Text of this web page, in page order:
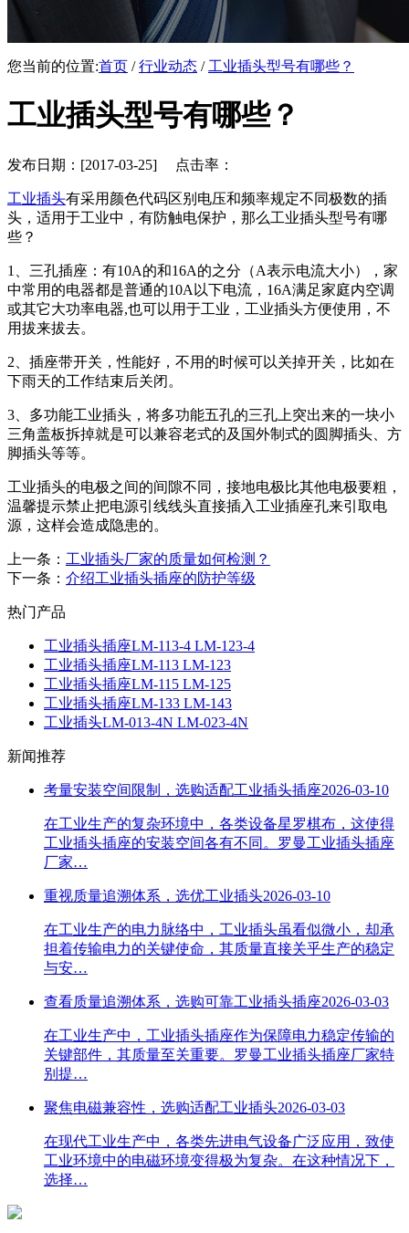
您当前的位置:首页 /行业动态 / 工业插头型号有哪些？
工业插头型号有哪些？
发布日期：[2017-03-25] 点击率：
工业插头有采用颜色代码区别电压和频率规定不同极数的插
头，适用于工业中，有防触电保护，那么工业插头型号有哪
些？
1、三孔插座：有10A的和16A的之分（A表示电流大小），家
中常用的电器都是普通的10A以下电流，16A满足家庭内空调
或其它大功率电器,也可以用于工业，工业插头方便使用，不
用拔来拔去。
2、插座带开关，性能好，不用的时候可以关掉开关，比如在
下雨天的工作结束后关闭。
3、多功能工业插头，将多功能五孔的三孔上突出来的一块小
三角盖板拆掉就是可以兼容老式的及国外制式的圆脚插头、方
脚插头等等。
工业插头的电极之间的间隙不同，接地电极比其他电极要粗，
温馨提示禁止把电源引线线头直接插入工业插座孔来引取电
源，这样会造成隐患的。
上一条： 工业插头厂家的质量如何检测？
下一条： 介绍工业插头插座的防护等级
热门产品
工业插头插座LM-113-4 LM-123-4
工业插头插座LM-113 LM-123
工业插头插座LM-115 LM-125
工业插头插座LM-133 LM-143
工业插头LM-013-4N LM-023-4N
新闻推荐
考量安装空间限制，选购适配工业插头插座2026-03-10
在工业生产的复杂环境中，各类设备星罗棋布，这使得
工业插头插座的安装空间各有不同。罗曼工业插头插座
厂家…
重视质量追溯体系，选优工业插头2026-03-10
在工业生产的电力脉络中，工业插头虽看似微小，却承
担着传输电力的关键使命，其质量直接关乎生产的稳定
与安…
查看质量追溯体系，选购可靠工业插头插座2026-03-03
在工业生产中，工业插头插座作为保障电力稳定传输的
关键部件，其质量至关重要。罗曼工业插头插座厂家特
别提…
聚焦电磁兼容性，选购适配工业插头2026-03-03
在现代工业生产中，各类先进电气设备广泛应用，致使
工业环境中的电磁环境变得极为复杂。在这种情况下，
选择…